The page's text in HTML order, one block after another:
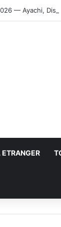
— Ayachi,